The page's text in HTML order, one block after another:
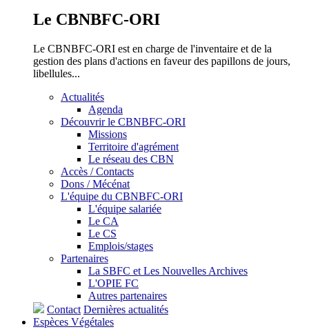
Le CBNBFC-ORI
Le CBNBFC-ORI est en charge de l'inventaire et de la
gestion des plans d'actions en faveur des papillons de jours,
libellules...
Actualités
Agenda
Découvrir le CBNBFC-ORI
Missions
Territoire d'agrément
Le réseau des CBN
Accès / Contacts
Dons / Mécénat
L'équipe du CBNBFC-ORI
L'équipe salariée
Le CA
Le CS
Emplois/stages
Partenaires
La SBFC et Les Nouvelles Archives
L'OPIE FC
Autres partenaires
Contact Dernières actualités
Espèces Végétales